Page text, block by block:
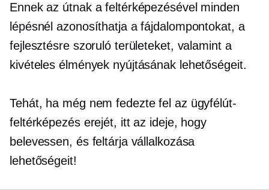
Ennek az útnak a feltérképezésével minden
lépésnél azonosíthatja a fájdalompontokat, a
fejlesztésre szoruló területeket, valamint a
kivételes élmények nyújtásának lehetőségeit.
Tehát, ha még nem fedezte fel az ügyfélút-
feltérképezés erejét, itt az ideje, hogy
belevessen, és feltárja vállalkozása
lehetőségeit!